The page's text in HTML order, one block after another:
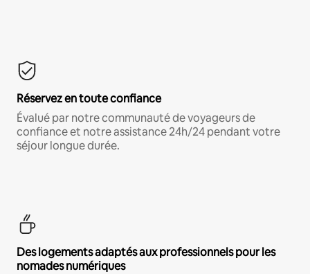
Réservez en toute confiance
Évalué par notre communauté de voyageurs de
confiance et notre assistance 24h/24 pendant votre
séjour longue durée.
Des logements adaptés aux professionnels pour les
nomades numériques